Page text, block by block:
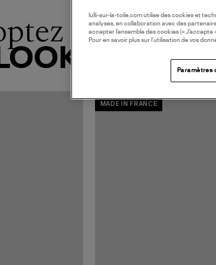
MADE IN FRANCE
lulli-sur-la-toile.com utilise des cookies et
analyses, en collaboration avec des
accepter l’ensemble des cookies («
Pour en savoir plus sur l’utilisation de vos
Paramètres